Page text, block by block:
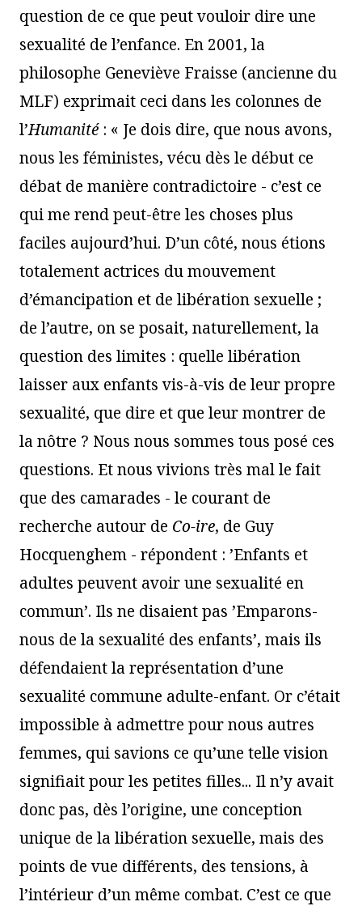
question de ce que peut vouloir dire une
sexualité de l’enfance. En 2001, la
philosophe Geneviève Fraisse (ancienne du
MLF) exprimait ceci dans les colonnes de
l’Humanité: « Je dois dire, que nous avons,
nous les féministes, vécu dès le début ce
débat de manière contradictoire - c’est ce
qui me rend peut-être les choses plus
faciles aujourd’hui. D’un côté, nous étions
totalement actrices du mouvement
d’émancipation et de libération sexuelle ;
de l’autre, on se posait, naturellement, la
question des limites : quelle libération
laisser aux enfants vis-à-vis de leur propre
sexualité, que dire et que leur montrer de
la nôtre ? Nous nous sommes tous posé ces
questions. Et nous vivions très mal le fait
que des camarades - le courant de
recherche autour de Co-ire, de Guy
Hocquenghem - répondent : ’Enfants et
adultes peuvent avoir une sexualité en
commun’. Ils ne disaient pas ’Emparons-
nous de la sexualité des enfants’, mais ils
défendaient la représentation d’une
sexualité commune adulte-enfant. Or c’était
impossible à admettre pour nous autres
femmes, qui savions ce qu’une telle vision
signifiait pour les petites filles... Il n’y avait
donc pas, dès l’origine, une conception
unique de la libération sexuelle, mais des
points de vue différents, des tensions, à
l’intérieur d’un même combat. C’est ce que